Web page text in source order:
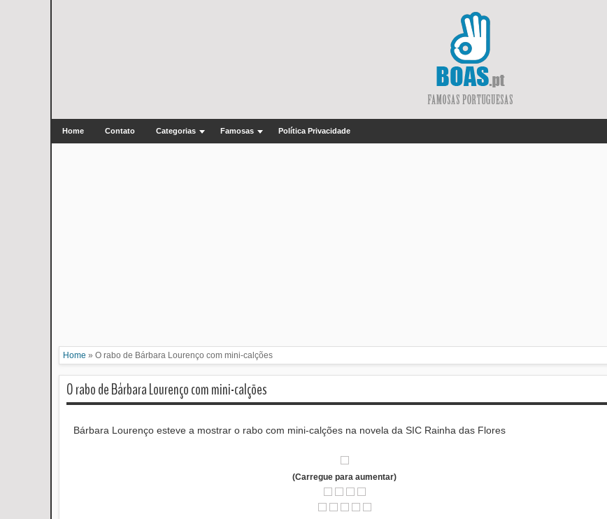
Home Contato Categorias Famosas Política Privacidade
Home » O rabo de Bárbara Lourenço com mini-calções
O rabo de Bárbara Lourenço com mini-calções
Bárbara Lourenço esteve a mostrar o rabo com mini-calções na novela da SIC Rainha das Flores
(Carregue para aumentar)